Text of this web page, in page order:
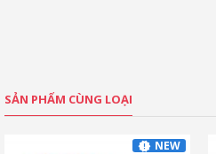
SẢN PHẨM CÙNG LOẠI
NEW